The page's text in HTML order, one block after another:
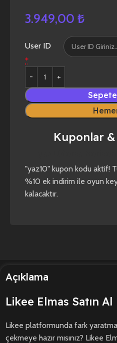
3.949,00 ₺
User ID
*
Kuponlar
"yaz10" kupon kodu aktif!
%10 ek indirim ile oyun
kalacaktır.
Açıklama
Likee Elmas Satın Al
Likee platformunda fark
çekmeye hazır mısınız? Likee